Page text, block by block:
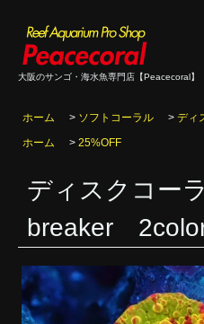
大阪のサンゴ・海水魚専門店【Peacecoral】
ホーム > ソフトコーラル > ディ
ホーム
> 25%OFF
ディスクコー
breaker